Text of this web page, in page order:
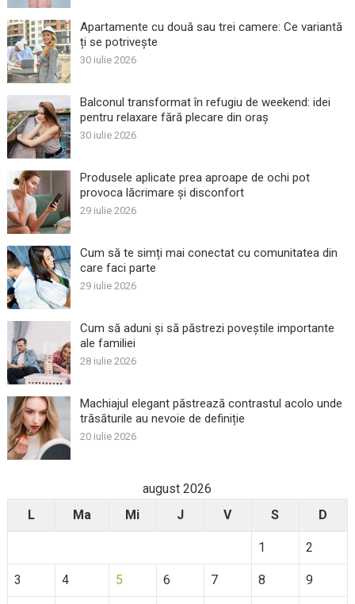
Apartamente cu două sau trei camere: Ce variantă
ți se potrivește
30 iulie 2026
Balconul transformat în refugiu de weekend: idei
pentru relaxare fără plecare din oraș
30 iulie 2026
Produsele aplicate prea aproape de ochi pot
provoca lăcrimare și disconfort
29 iulie 2026
Cum să te simți mai conectat cu comunitatea din
care faci parte
29 iulie 2026
Cum să aduni și să păstrezi poveștile importante
ale familiei
28 iulie 2026
Machiajul elegant păstrează contrastul acolo unde
trăsăturile au nevoie de definiție
20 iulie 2026
august 2026
L
Ma Mi J V S D
1 2
3 4 5 6 7 8 9